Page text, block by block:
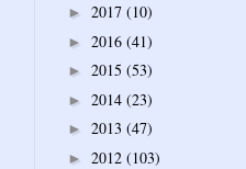
► 2017 (10)
► 2016 (41)
► 2015 (53)
► 2014 (23)
► 2013 (47)
► 2012 (103)